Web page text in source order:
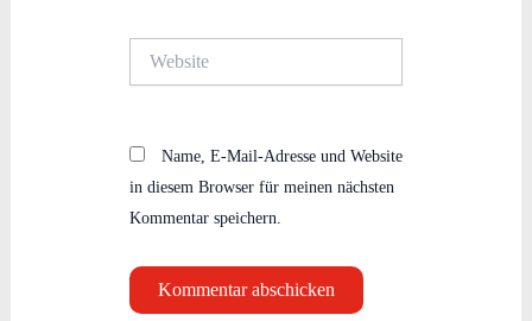
Name, E-Mail-Adresse und Website
in diesem Browser für meinen nächsten
Kommentar speichern.